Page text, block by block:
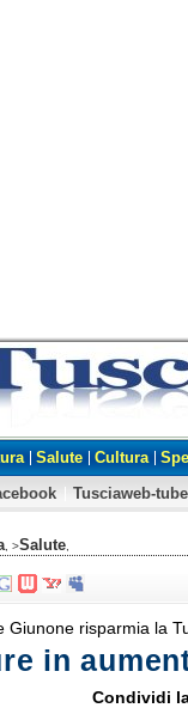
Salute Cultura
Tusciaweb-tube
, >Salute
Giunone risparmia la
in
Condividi